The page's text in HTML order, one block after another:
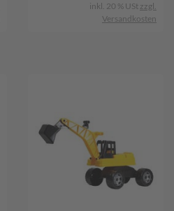
inkl. 20 % USt zzgl.
Versandkosten